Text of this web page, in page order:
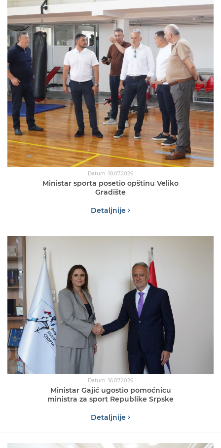
Datum: 18.07.2026
Ministar sporta posetio opštinu Veliko
Gradište
Detaljnije
Datum: 16.07.2026
Ministar Gajić ugostio pomoćnicu
ministra za sport Republike Srpske
Detaljnije